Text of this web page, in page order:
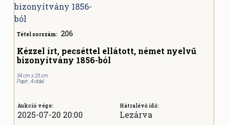
Tétel sorszám: 206
Kézzel írt, pecséttel ellátott, német nyelvű
bizonyítvány 1856-ból
34 cm x 23 cm
Papír , 4 oldal
Aukció vége:
2025-07-20 20:00
Hátralévő idő:
Lezárva